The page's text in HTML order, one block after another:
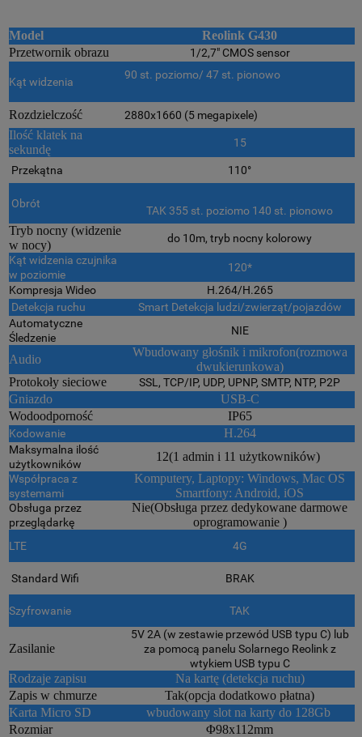
Model
Reolink G430
Przetwornik obrazu
1/2,7" CMOS sensor
Kąt widzenia
90 st. poziomo/ 47 st. pionowo
Rozdzielczość 2880x1660 (5 megapixele)
Ilość klatek na
sekundę
15
Przekątna 110°
Obrót
TAK 355 st. poziomo 140 st. pionowo
Tryb nocny (widzenie
w nocy)
do 10m, tryb nocny kolorowy
Kąt widzenia czujnika
w poziomie
120*
Kompresja Wideo
H.264/H.265
Detekcja ruchu
Smart Detekcja ludzi/zwierząt/pojazdów
Automatyczne
Śledzenie
NIE
Audio
Wbudowany głośnik i mikrofon(rozmowa
dwukierunkowa)
Protokoły sieciowe
SSL, TCP/IP, UDP, UPNP, SMTP, NTP, P2P
Gniazdo
USB-C
Wodoodporność
IP65
Kodowanie H.264
Maksymalna ilość
użytkowników
12(1 admin i 11 użytkowników)
Współpraca z
systemami
Komputery, Laptopy: Windows, Mac OS
Smartfony: Android, iOS
Obsługa przez
przeglądarkę
Nie(Obsługa przez dedykowane darmowe
oprogramowanie )
LTE 4G
Standard Wifi BRAK
Szyfrowanie TAK
Zasilanie
5V 2A (w zestawie przewód USB typu C) lub
za pomocą panelu Solarnego Reolink z
wtykiem USB typu C
Rodzaje zapisu
Na kartę (detekcja ruchu)
Zapis w chmurze
Tak(opcja dodatkowo płatna)
Karta Micro SD
wbudowany slot na karty do 128Gb
Rozmiar
Φ98x112mm